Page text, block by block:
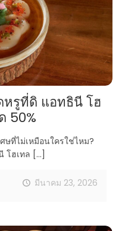
หรูที่ดิ แอทธินี โฮ
50%
ษที่ไม่เหมือนใครใช่ไหม?
โฮเทล […]
มีนาคม 23, 2026